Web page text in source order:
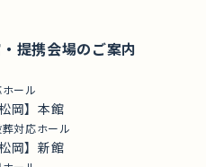
提携会場のご案内
ール
岡】本館
対応ホール
岡】新館